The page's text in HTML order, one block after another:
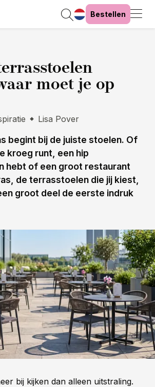
Bestellen
moet je op
Lisa Pover
begint bij de juiste stoelen. Of
kroeg runt, een hip
hebt of een groot restaurant
de terrasstoelen die jij kiest,
groot deel de eerste indruk
bij kijken dan alleen uitstraling.